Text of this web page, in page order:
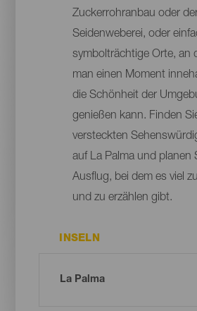
Zuckerrohranbau oder
Seidenweberei, oder
symbolträchtige Orte, an
man einen Moment
die Schönheit der
genießen kann. Finden
versteckten
auf La Palma und planen
Ausflug, bei dem es viel
und zu erzählen gibt.
INSELN